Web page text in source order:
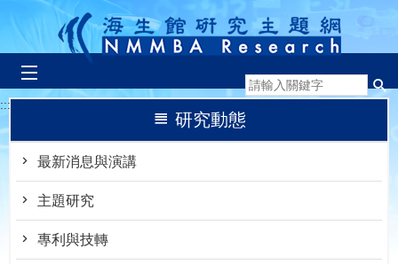
跳到主要內容區塊
:::
研究動態
最新消息與演講
主題研究
專利與技轉